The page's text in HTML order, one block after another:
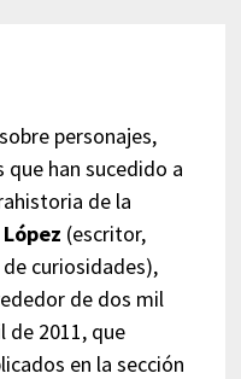
personajes,
que han sucedido a
de la
(escritor,
curiosidades),
de dos mil
de 2011, que
en la sección